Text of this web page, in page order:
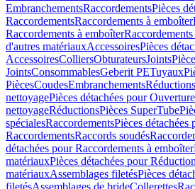
EmbranchementsRaccordementsPièces
RaccordementsRaccordements à emboîter
Raccordements à emboîter
d'autres matériauxAccessoiresPièces
AccessoiresColliersObturateursJoints
JointsConsommablesGeberit PETuyaux
PiècesCoudesEmbranchementsRéductions
nettoyagePièces détachées pour
nettoyageRéductionsPièces SuperTube
spécialesRaccordementsPièces détachées
RaccordementsRaccords soudés
détachées pour Raccordements à emboîter
matériauxPièces détachées pour
matériauxAssemblages filetésPièces
filetésAssemblages de brideCollerettes